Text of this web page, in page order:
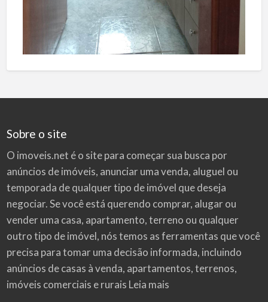
Sobre o site
O imoveis.net é o site para começar sua busca por
anúncios de imóveis, anunciar uma venda, aluguel ou
temporada de qualquer tipo de imóvel que deseja
negociar. Se você está querendo comprar, alugar ou
vender uma casa, apartamento, terreno ou qualquer
outro tipo de imóvel, nós temos as ferramentas que você
precisa para tomar uma decisão informada, incluindo
anúncios de casas à venda, apartamentos, terrenos,
imóveis comerciais e rurais Leia mais